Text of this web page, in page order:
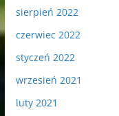
sierpień 2022
czerwiec 2022
styczeń 2022
wrzesień 2021
luty 2021